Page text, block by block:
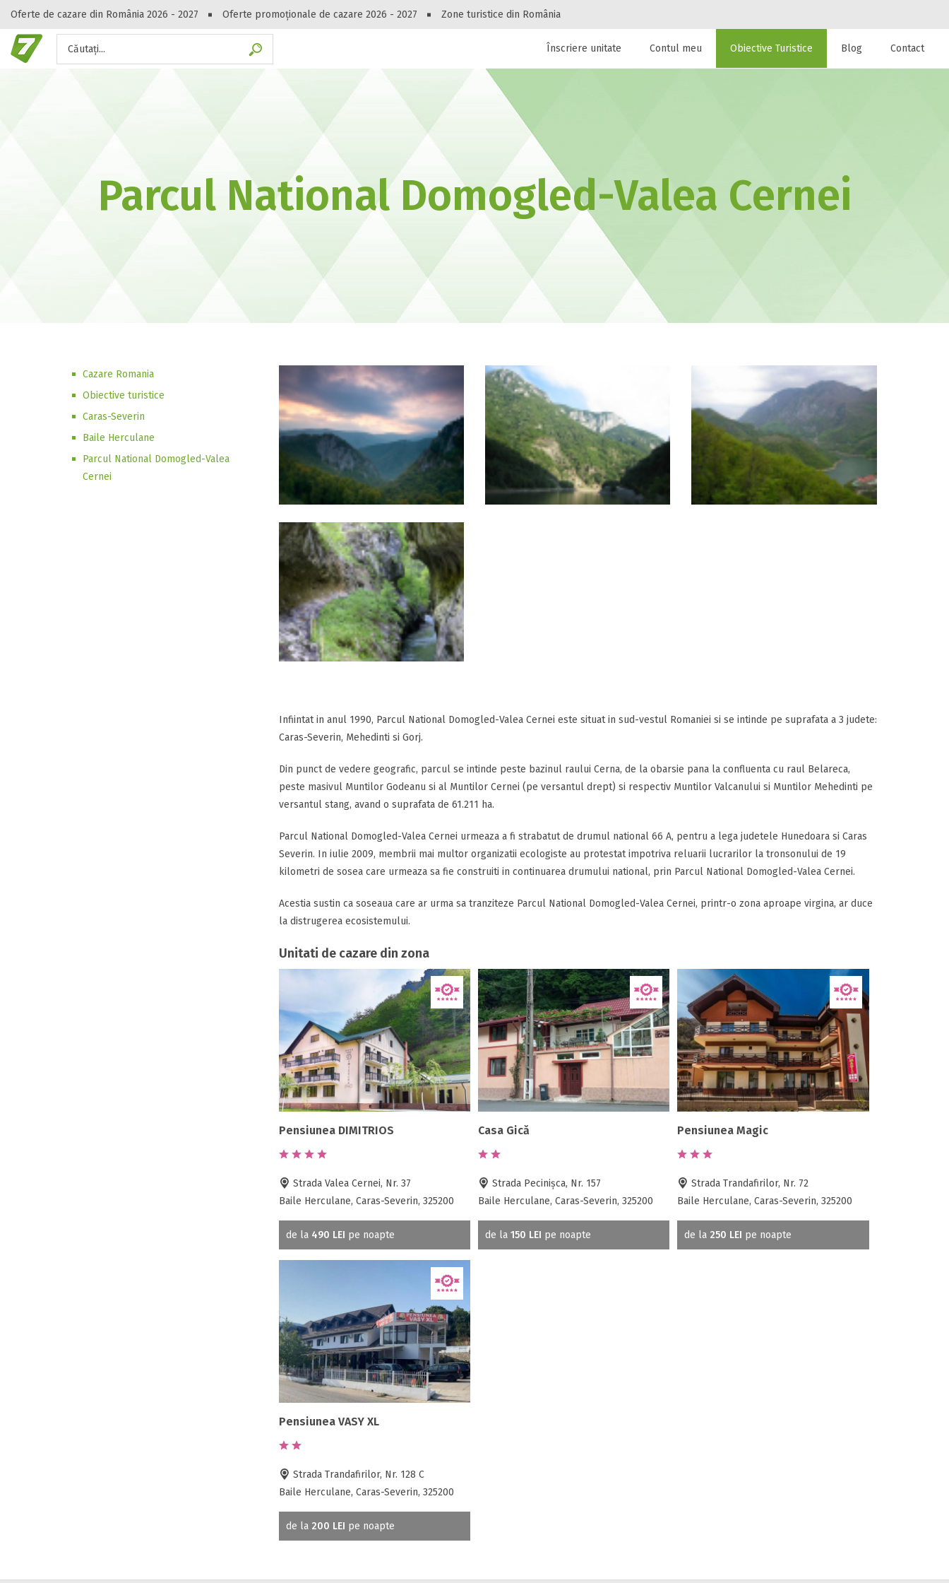
Oferte de cazare din România 2026 - 2027 Oferte promoționale de cazare 2026 - 2027 Zone turistice din România
Căutați...
Peste 10549 oferte de cazare!
Gasești hoteluri, pensiuni, vile, apartamente sau alte unitați de cazare la
cel mai bun preț.
Înscriere unitate Contul meu Obiective Turistice Blog Contact
Parcul National Domogled-Valea Cernei
Cazare Romania
Obiective turistice
Caras-Severin
Baile Herculane
Parcul National Domogled-Valea
Cernei
Infiintat in anul 1990, Parcul National Domogled-Valea Cernei este situat in sud-vestul Romaniei si se intinde pe suprafata a 3 judete:
Caras-Severin, Mehedinti si Gorj.
Din punct de vedere geografic, parcul se intinde peste bazinul raului Cerna, de la obarsie pana la confluenta cu raul Belareca,
peste masivul Muntilor Godeanu si al Muntilor Cernei (pe versantul drept) si respectiv Muntilor Valcanului si Muntilor Mehedinti pe
versantul stang, avand o suprafata de 61.211 ha.
Parcul National Domogled-Valea Cernei urmeaza a fi strabatut de drumul national 66 A, pentru a lega judetele Hunedoara si Caras
Severin. In iulie 2009, membrii mai multor organizatii ecologiste au protestat impotriva reluarii lucrarilor la tronsonului de 19
kilometri de sosea care urmeaza sa fie construiti in continuarea drumului national, prin Parcul National Domogled-Valea Cernei.
Acestia sustin ca soseaua care ar urma sa tranziteze Parcul National Domogled-Valea Cernei, printr-o zona aproape virgina, ar duce
la distrugerea ecosistemului.
Unitati de cazare din zona
Pensiunea DIMITRIOS
Strada Valea Cernei, Nr. 37
Baile Herculane, Caras-Severin, 325200
de la 490 LEI pe noapte
Casa Gică
Strada Pecinișca, Nr. 157
Baile Herculane, Caras-Severin, 325200
de la 150 LEI pe noapte
Pensiunea Magic
Strada Trandafirilor, Nr. 72
Baile Herculane, Caras-Severin, 325200
de la 250 LEI pe noapte
Pensiunea VASY XL
Strada Trandafirilor, Nr. 128 C
Baile Herculane, Caras-Severin, 325200
de la 200 LEI pe noapte